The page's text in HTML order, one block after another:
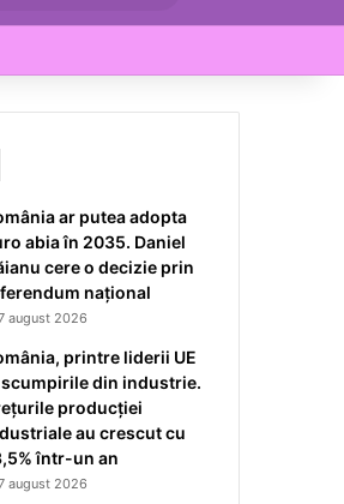
pe
infopres
an
ar putea adopta
abia în 2035. Daniel
cere o decizie prin
național
august 2026
printre liderii UE
scumpirile din industrie.
producției
au crescut cu
într-un an
august 2026